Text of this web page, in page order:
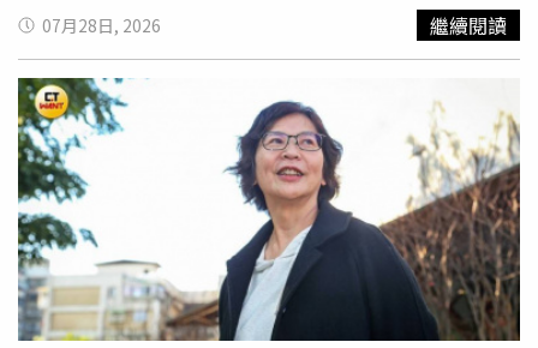
原型來自另一短篇《煙草會》，所以總是菸不離手，算是全
劇的「混混擔當」展現冷酷氣場，邱以太則挑戰經典的《人
頭氣球》造型，獵奇視覺令人不寒而慄。潘綱大為了動作密
接受密集訓練課程。（圖／奇蹟映畫所提供）
後搬出與女兒另居，案發當天，張男將孫女帶回家照顧，媳
婦晚間前往接孩子回家，公媳間疑似因金錢和教養觀念發生
口角，張男竟拿出水果刀砍向媳婦，雙方再爆發口角，張男
竟拿刀砍向張女，被害人脖頸處身中百刀、面目全非，救護
人員趕抵時她已明顯死亡，兇嫌則被警方逮捕，檢方聲押獲
准。死者閨蜜在網路上貼文透露，被害人是一位堅強勇敢的
母親，而她離開得太冤枉和太委屈，認為此悲劇跟死者丈夫
脫不了關係，指控死者丈夫長期在台中外遇，對孩子不聞不
問，寧願帶外遇對象吃大餐還在網路上炫耀，卻連每月
5000元的育兒費都不願支付。死者閨蜜指控，死者丈夫在
家人聚餐時還帶著外遇對象北上，讓外遇對象在車內等候，
死者見狀質問，死者丈夫卻意圖開車衝撞，而死者獨力支撐
07月28日, 2026 繼續閱讀